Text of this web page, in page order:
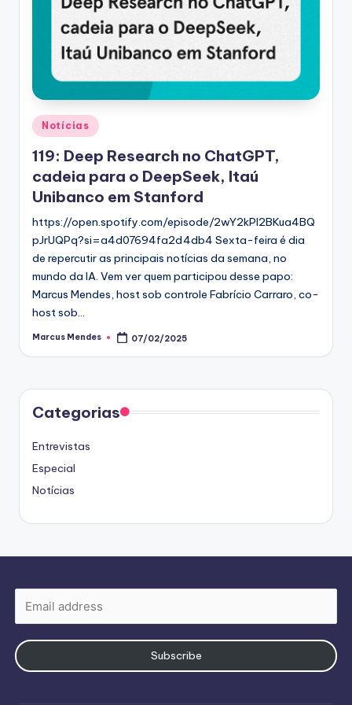
Posted
in
Notícias
119: Deep Research no ChatGPT,
cadeia para o DeepSeek, Itaú
Unibanco em Stanford
https://open.spotify.com/episode/2wY2kPl2BKua4BQ
pJrUQPq?si=a4d07694fa2d4db4 Sexta-feira é dia
de repercutir as principais notícias da semana, no
mundo da IA. Vem ver quem participou desse papo:
Marcus Mendes, host sob controle Fabrício Carraro, co-
host sob…
Posted
Marcus Mendes 07/02/2025
Categorias
Entrevistas
Especial
Notícias
Subscribe